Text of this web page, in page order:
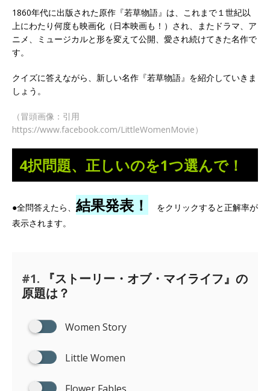
1860年代に出版された原作『若草物語』は、これまで１世紀以
上にわたり何度も映画化（日本映画も！）され、またドラマ、ア
ニメ、ミュージカルと形を変えて公開、愛され続けてきた名作で
す。
クイズに答えながら、新しい名作『若草物語』を紹介していきま
しょう。
（冒頭画像：引用
https://www.facebook.com/LittleWomenMovie）
4択問題、正しいのを1つ選んで！
●全問答えたら、 結果発表！
をクリックすると正解率が
表示されます。
#1. 『ストーリー・オブ・マイライフ』の
原題は？
Women Story
Little Women